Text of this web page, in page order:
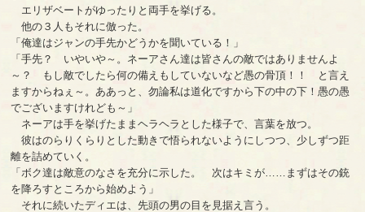
エリザベートがゆったりと両手を挙げる。
他の３人もそれに倣った。
「俺達はジャンの手先かどうかを聞いている！」
「手先？ いやいや～。ネーアさん達は皆さんの敵ではありませんよ
～？ もし敵でしたら何の備えもしていないなど愚の骨頂！！ と言え
ますからねぇ～。ああっと、勿論私は道化ですから下の中の下！愚の愚
でございますけれども～」
ネーアは手を挙げたままヘラヘラとした様子で、言葉を放つ。
彼はのらりくらりとした動きで悟られないようにしつつ、少しずつ距
離を詰めていく。
「ボク達は敵意のなさを充分に示した。 次はキミが……まずはその銃
を降ろすところから始めよう」
それに続いたディエは、先頭の男の目を見据え言う。